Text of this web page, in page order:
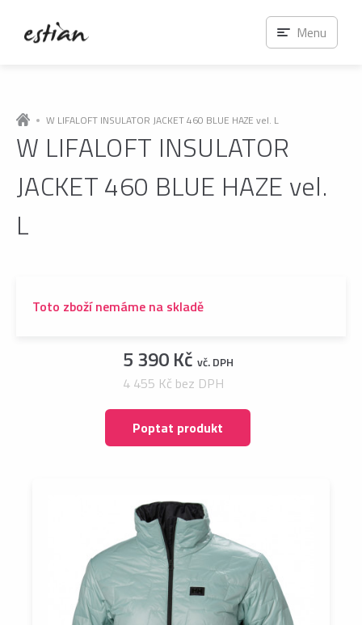
W LIFALOFT INSULATOR JACKET 460 BLUE HAZE vel. L
W LIFALOFT INSULATOR
JACKET 460 BLUE HAZE vel.
L
Toto zboží nemáme na skladě
5 390 Kč vč. DPH
4 455 Kč bez DPH
Poptat produkt
Menu